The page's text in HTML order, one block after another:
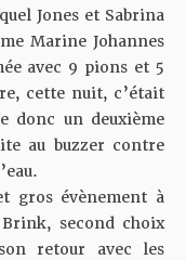
Jones et Sabrina
Marine Johannes
avec 9 pions et 5
cette nuit, c’était
donc un deuxième
au buzzer contre
gros évènement à
second choix
retour avec les